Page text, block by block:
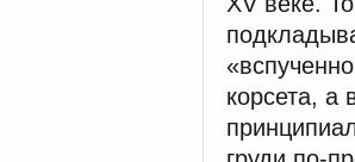
корсета, а